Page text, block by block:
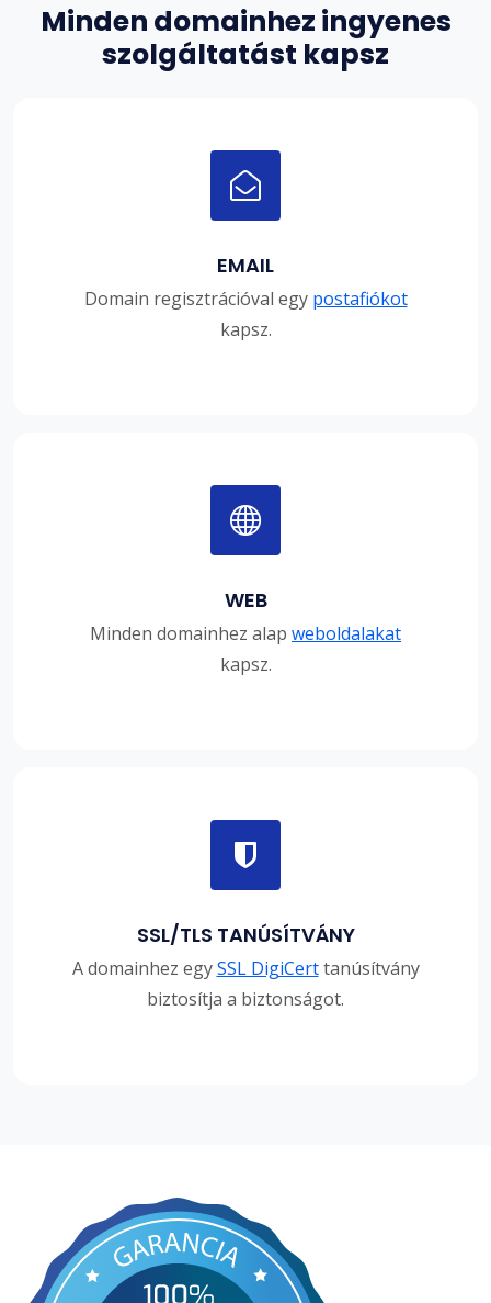
Minden domainhez ingyenes
szolgáltatást kapsz
EMAIL
Domain regisztrációval egy postafiókot
kapsz.
WEB
Minden domainhez alap weboldalakat
kapsz.
SSL/TLS TANÚSÍTVÁNY
A domainhez egySSL DigiCerttanúsítvány
biztosítja a biztonságot.